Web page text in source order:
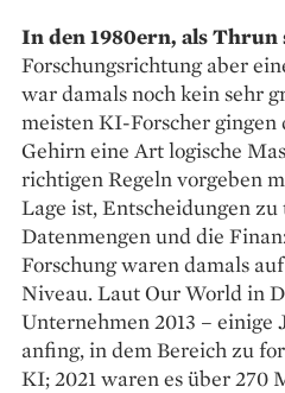
In den 1980ern, als
Forschungsrichtung aber
war damals noch kein sehr
meisten KI-Forscher gingen
Gehirn eine Art logische
richtigen Regeln vorgeben
Lage ist, Entscheidungen
Datenmengen und die
Forschung waren damals
Niveau. Laut Our World in
Unternehmen 2013 – einige
anfing, in dem Bereich zu
KI; 2021 waren es über 270